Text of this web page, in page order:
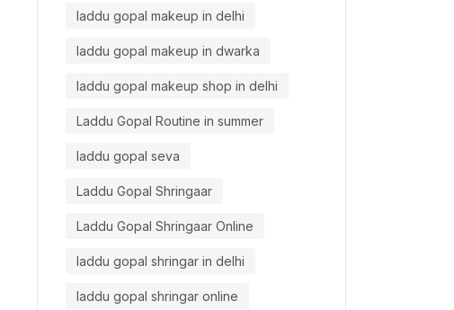
laddu gopal makeup in delhi
laddu gopal makeup in dwarka
laddu gopal makeup shop in delhi
Laddu Gopal Routine in summer
laddu gopal seva
Laddu Gopal Shringaar
Laddu Gopal Shringaar Online
laddu gopal shringar in delhi
laddu gopal shringar online